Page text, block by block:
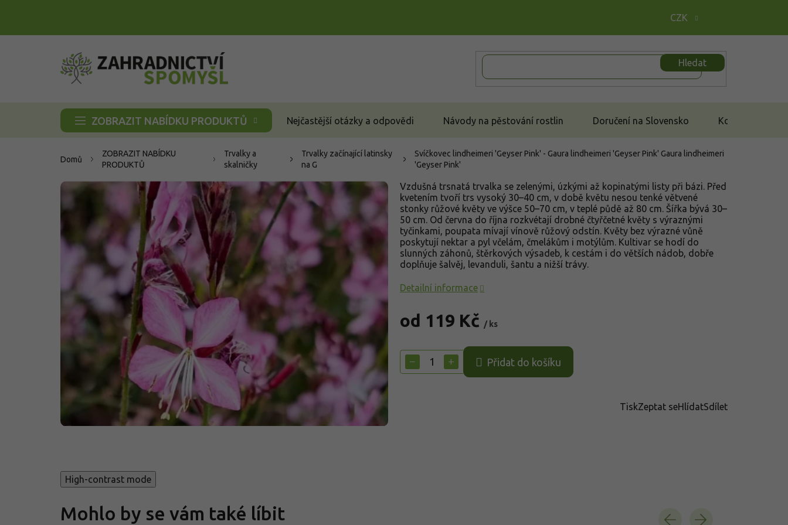
CZK
Hledat
ZOBRAZIT NABÍDKU PRODUKTŮ Nejčastější otázky a odpovědi Návody na pěstování rostlin Doručení na Slovensko Kontakt
Domů
ZOBRAZIT NABÍDKU
PRODUKTŮ
Trvalky a
skalničky
Trvalky začínající latinsky
na G
Svíčkovec lindheimeri 'Geyser Pink' - Gaura lindheimeri 'Geyser Pink' Gaura lindheimeri
'Geyser Pink'
od 119 Kč / ks
cena:
+
− Přidat do košíku
Vzdušná trsnatá trvalka se zelenými, úzkými až kopinatými listy při bázi. Před
kvetením tvoří trs vysoký 30–40 cm, v době květu nesou tenké větvené
stonky růžové květy ve výšce 50–70 cm, v teplé půdě až 80 cm. Šířka bývá 30–
50 cm. Od června do října rozkvétají drobné čtyřčetné květy s výraznými
tyčinkami, poupata mívají vínově růžový odstín. Květy bez výrazné vůně
poskytují nektar a pyl včelám, čmelákům i motýlům. Kultivar se hodí do
slunných záhonů, štěrkových výsadeb, k cestám i do větších nádob, dobře
doplňuje šalvěj, levanduli, šantu a nižší trávy.
Detailní informace
TiskZeptat seHlídatSdílet
High-contrast mode
Mohlo by se vám také líbit